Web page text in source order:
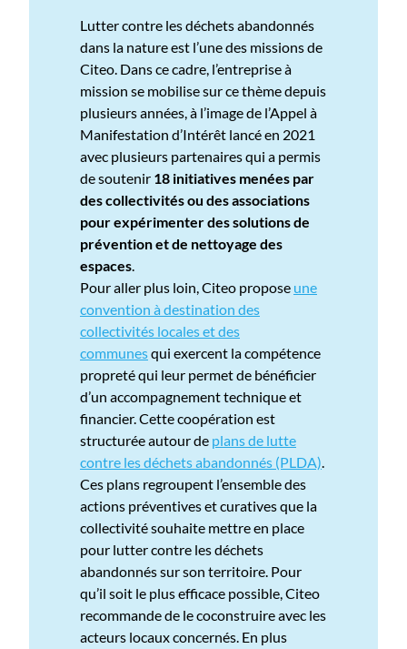
Lutter contre les déchets abandonnés
dans la nature est l’une des missions de
Citeo. Dans ce cadre, l’entreprise à
mission se mobilise sur ce thème depuis
plusieurs années, à l’image de l’Appel à
Manifestation d’Intérêt lancé en 2021
avec plusieurs partenaires qui a permis
de soutenir 18 initiatives menées par
des collectivités ou des associations
pour expérimenter des solutions de
prévention et de nettoyage des
espaces
Pour aller plus loin, Citeo propose une
convention à destination des
collectivités locales et des
communesqui exercent la compétence
propreté qui leur permet de bénéficier
d’un accompagnement technique et
financier. Cette coopération est
structurée autour de plans de lutte
contre les déchets abandonnés (PLDA)
Ces plans regroupent l’ensemble des
actions préventives et curatives que la
collectivité souhaite mettre en place
pour lutter contre les déchets
abandonnés sur son territoire. Pour
qu’il soit le plus efficace possible, Citeo
recommande de le coconstruire avec les
acteurs locaux concernés. En plus